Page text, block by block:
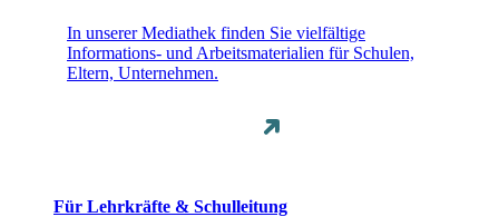
In unserer Mediathek finden Sie vielfältige
Informations- und Arbeitsmaterialien für Schulen,
Eltern, Unternehmen.
Für Lehrkräfte & Schulleitung